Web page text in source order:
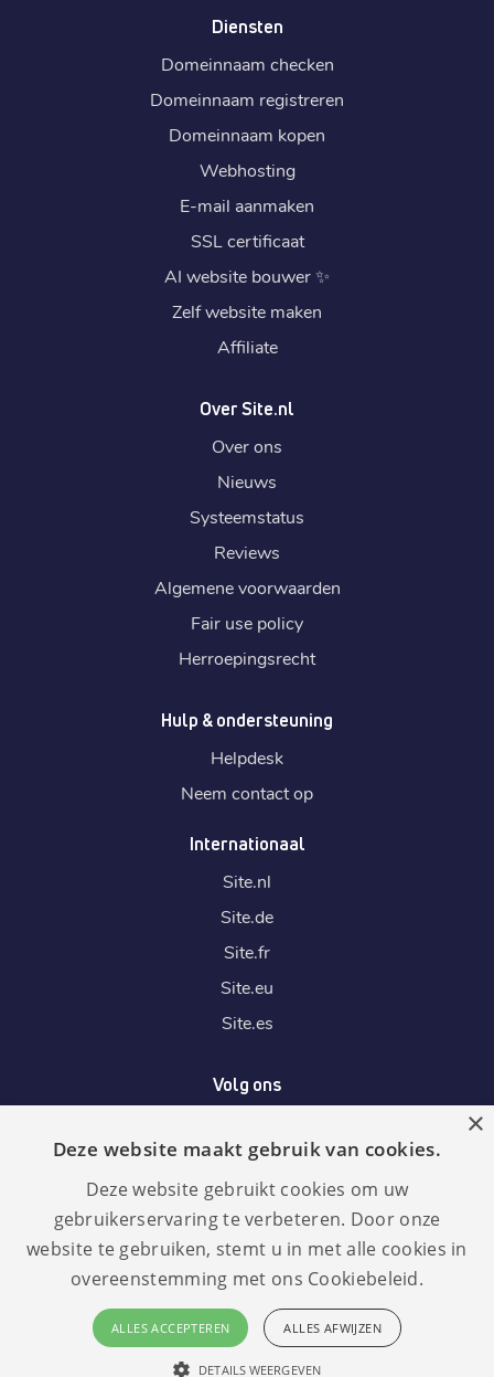
Taal:
Nederlands
GDPR
compliant
Diensten
Domeinnaam checken
Domeinnaam registreren
Domeinnaam kopen
Webhosting
E-mail aanmaken
SSL certificaat
AI website bouwer✨
Zelf website maken
Affiliate
Over Site.nl
Over ons
Nieuws
Systeemstatus
Reviews
Algemene voorwaarden
Fair use policy
Herroepingsrecht
Hulp & ondersteuning
Helpdesk
Neem contact op
Internationaal
Site.nl
Site.de
Site.fr
Site.eu
Site.es
Volg ons
Wij accepteren
×
Deze website maakt gebruik van cookies.
Deze website gebruikt cookies om uw
gebruikerservaring te verbeteren. Door onze
website te gebruiken, stemt u in met alle cookies in
overeenstemming met ons Cookiebeleid.
ALLES ACCEPTEREN ALLES AFWIJZEN
DETAILS WEERGEVEN